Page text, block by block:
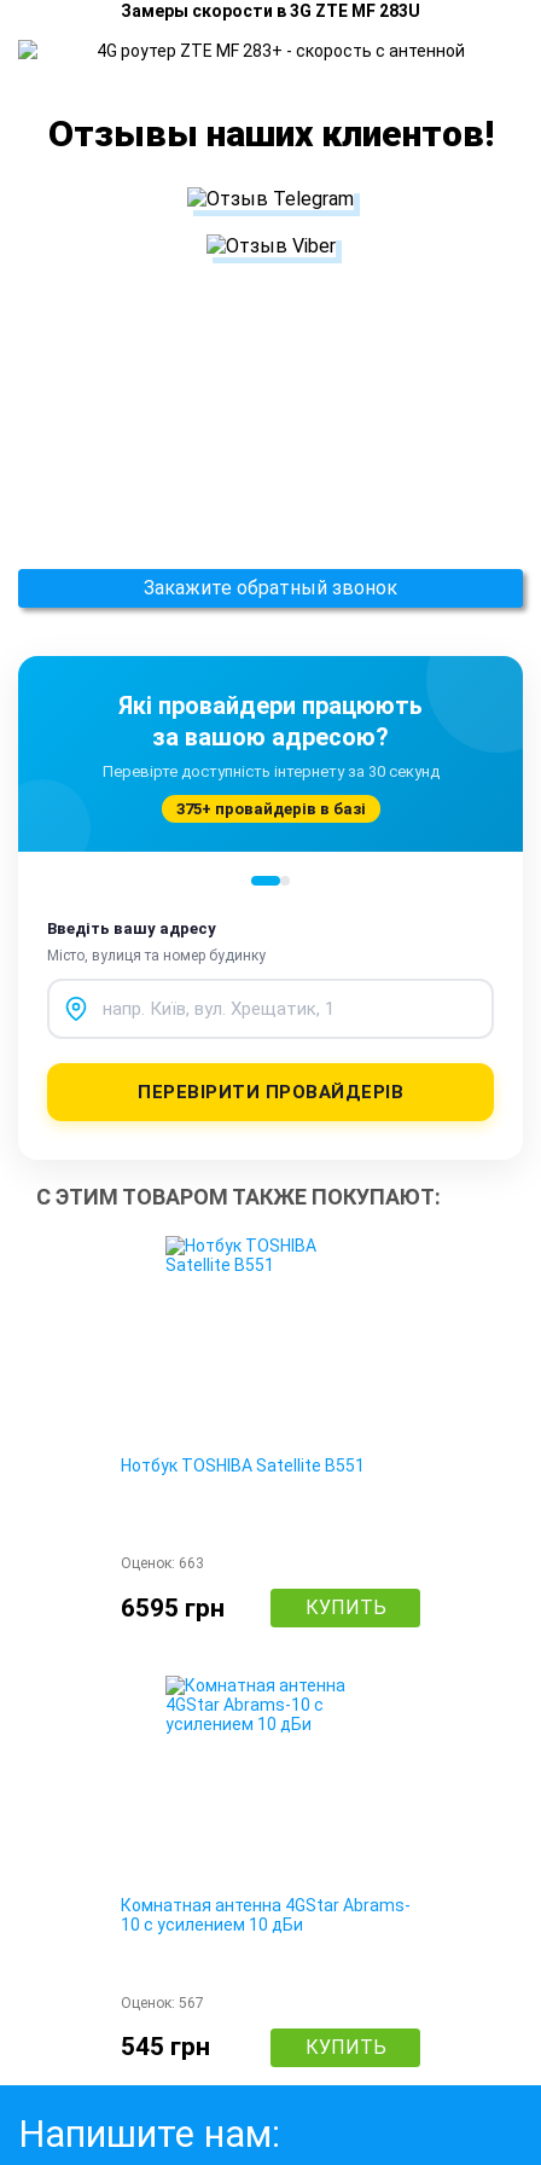
Замеры скорости в 3G ZTE MF 283U
Отзывы наших клиентов!
Закажите обратный звонок
Які провайдери працюють
за вашою адресою?
Перевірте доступність інтернету за 30 секунд
375+ провайдерів в базі
Введіть вашу адресу
Місто, вулиця та номер будинку
ПЕРЕВІРИТИ ПРОВАЙДЕРІВ
С ЭТИМ ТОВАРОМ ТАКЖЕ ПОКУПАЮТ:
Нотбук TOSHIBA Satellite B551
Оценок: 663
6595 грн КУПИТЬ
Комнатная антенна 4GStar Abrams-
10 с усилением 10 дБи
Оценок: 567
545 грн КУПИТЬ
Напишите нам: